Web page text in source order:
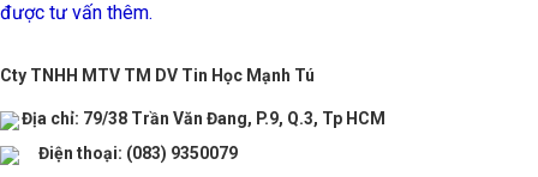
được tư vấn thêm.
Cty TNHH MTV TM DV Tin Học Mạnh Tú
Địa chỉ: 79/38 Trần Văn Đang, P.9, Q.3, Tp HCM
Điện thoại: (083) 9350079